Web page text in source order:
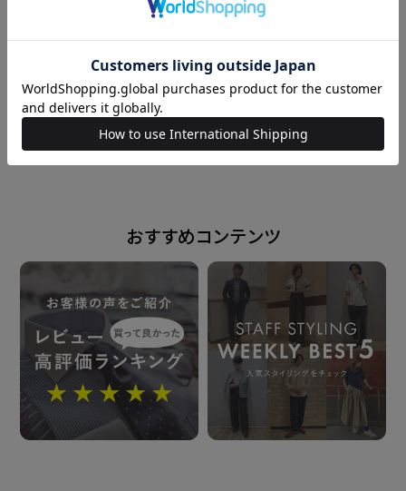
シングルカフス
前身頃ダーツなし・後身頃ダーツ入り
台衿内側・カフス裏側・衿羽根：別布仕様
注意点
※別布を含む濃色生地は色落ち・移染が発生する場合
があるため、お洗濯時は衣類の組合わせにご注意くだ
さい。
発売日
M
146cm M
162cm
powered by
おすすめコンテンツ